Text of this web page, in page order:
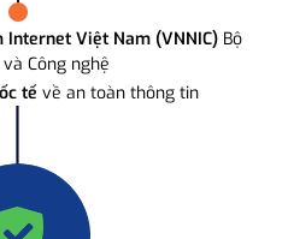
Internet Việt Nam (VNNIC) Bộ
Công nghệ
tế về an toàn thông tin